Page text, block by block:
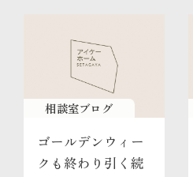
相談室ブログ
ゴールデンウィー
クも終わり引く続